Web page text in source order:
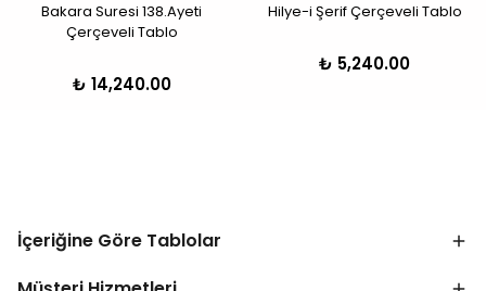
Bakara Suresi 138.Ayeti
Çerçeveli Tablo
₺ 14,240.00
Hilye-i Şerif Çerçeveli Tablo
₺ 5,240.00
İçeriğine Göre Tablolar